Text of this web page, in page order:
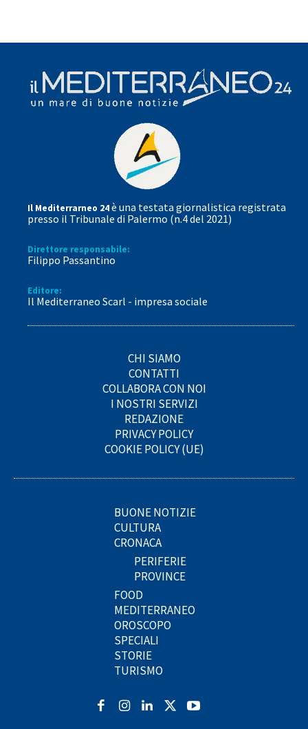
Il Mediterrarneo 24è una testata giornalistica registrata
presso il Tribunale di Palermo (n.4 del 2021)
Direttore responsabile:
Filippo Passantino
Editore:
Il Mediterraneo Scarl - impresa sociale
CHI SIAMO
CONTATTI
COLLABORA CON NOI
I NOSTRI SERVIZI
REDAZIONE
PRIVACY POLICY
COOKIE POLICY (UE)
BUONE NOTIZIE
CULTURA
CRONACA
PERIFERIE
PROVINCE
FOOD
MEDITERRANEO
OROSCOPO
SPECIALI
STORIE
TURISMO